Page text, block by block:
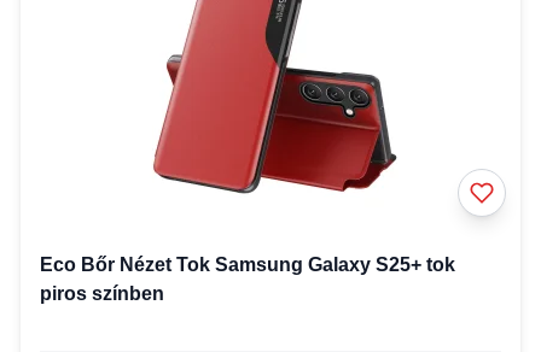
Eco Bőr Nézet Tok Samsung Galaxy S25+ tok
piros színben